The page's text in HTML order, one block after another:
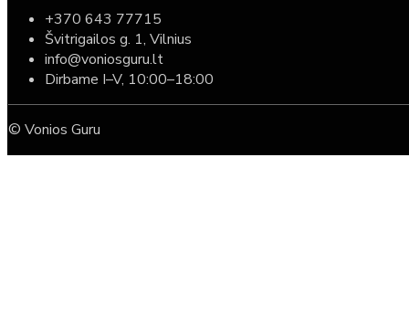
+370 643 77715
Švitrigailos g. 1, Vilnius
info@voniosguru.lt
Dirbame I–V, 10:00–18:00
© Vonios Guru